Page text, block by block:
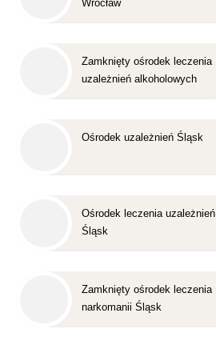
Wrocław
Zamknięty ośrodek leczenia
uzależnień alkoholowych
Ośrodek uzależnień Śląsk
Ośrodek leczenia uzależnień
Śląsk
Zamknięty ośrodek leczenia
narkomanii Śląsk